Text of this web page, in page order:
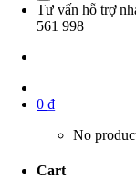
Tư vấn hỗ trợ
561 998
0 ₫
No
Cart